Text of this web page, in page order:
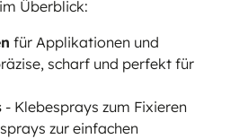
Überblick:
für Applikationen und
scharf und perfekt für
- Klebesprays zum Fixieren
zur einfachen